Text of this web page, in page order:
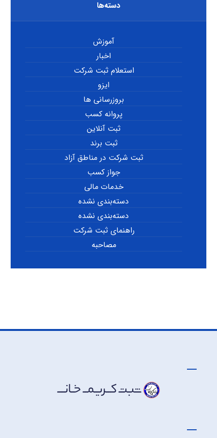
دسته‌ها
آموزش
اخبار
استعلام ثبت شرکت
ایزو
بروزرسانی ها
پروانه کسب
ثبت آنلاین
ثبت برند
ثبت شرکت در مناطق آزاد
جواز کسب
خدمات مالی
دسته‌بندی نشده
دسته‌بندی نشده
راهنمای ثبت شرکت
مصاحبه